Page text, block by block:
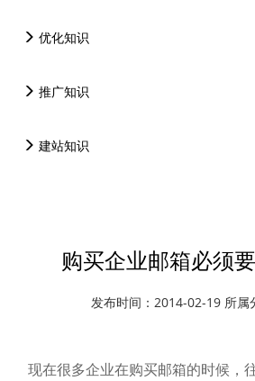
优化知识
推广知识
建站知识
购买企业邮箱必须
发布时间：2014-02-19 所属
现在很多企业在购买邮箱的时候，